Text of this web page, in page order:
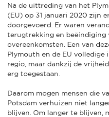
Na de uittreding van het
(EU) op 31 januari 2020 zijn
doorgevoerd. Er waren
terugtrekking en beëindiging
overeenkomsten. Een van
Plymouth en de EU
regio, maar dankzij de
erg toegestaan.
Daarom mogen mensen die
Potsdam verhuizen niet
blijven. Om langer te blijven,